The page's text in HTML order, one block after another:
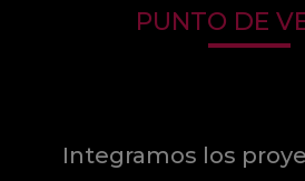
PUNTO DE
Integramos los